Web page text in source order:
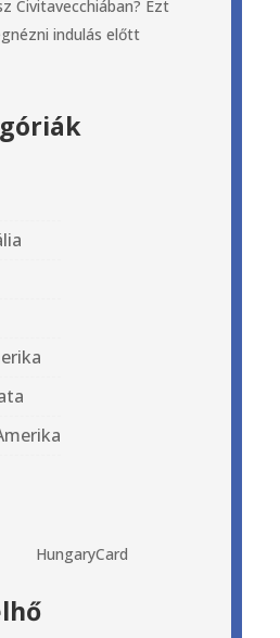
Civitavecchiában? Ezt
indulás előtt
HungaryCard